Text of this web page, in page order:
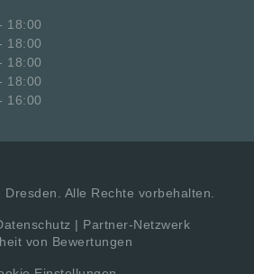
18:00
18:00
18:00
18:00
16:00
Dresden. Alle Rechte vorbehalten.
| Partner-Netzwerk
von Bewertungen